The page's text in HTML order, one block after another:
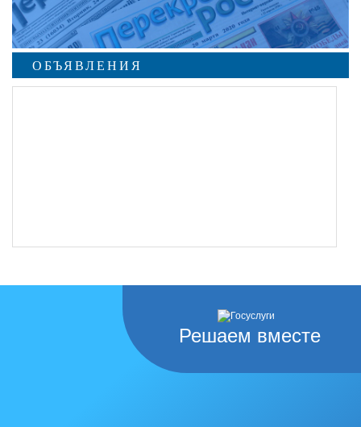
ОБЪЯВЛЕНИЯ
Решаем вместе